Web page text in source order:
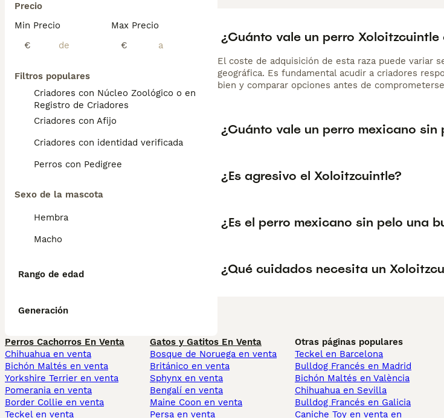
Precio
Min Precio
€
Max Precio
€
Filtros populares
Criadores con Núcleo Zoológico o en el
Registro de Criadores
Criadores con Afijo
Criadores con identidad verificada
Perros con Pedigree
Sexo de la mascota
Hembra
Macho
Rango de edad
Generación
¿Cuánto vale un perro Xoloitzcuintle
El coste de adquisición de esta raza puede variar
geográfica. Es fundamental acudir a criadores
bien y comparar opciones antes de
¿Cuánto vale un perro mexicano sin
¿Es agresivo el Xoloitzcuintle?
¿Es el perro mexicano sin pelo una
¿Qué cuidados necesita un
Perros Cachorros En Venta
Chihuahua en venta
Bichón Maltés en venta
Yorkshire Terrier en venta
Pomerania en venta
Border Collie en venta
Teckel en venta
Gatos y Gatitos En Venta
Bosque de Noruega en venta
Británico en venta
Sphynx en venta
Bengalí en venta
Maine Coon en venta
Persa en venta
Otras páginas populares
Teckel en Barcelona
Bulldog Francés en Madrid
Bichón Maltés en València
Chihuahua en Sevilla
Bulldog Francés en Galicia
Caniche Toy en venta en